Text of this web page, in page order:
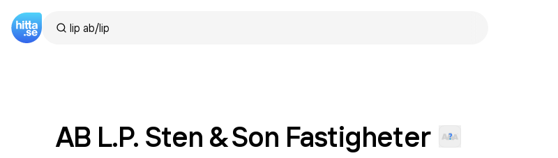
AB L.P. Sten & Son Fastigheter